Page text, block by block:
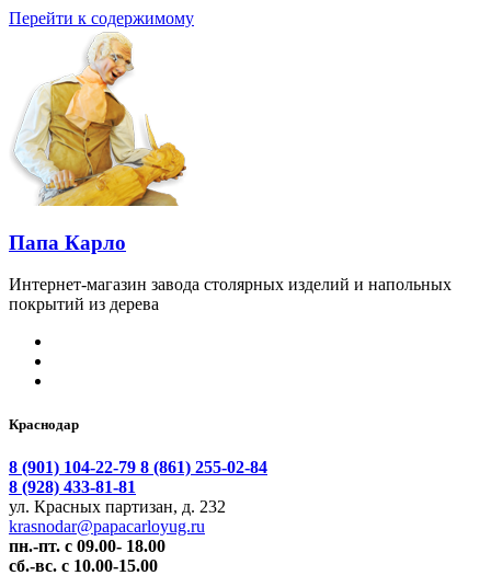
Перейти к содержимому
Папа Карло
Интернет-магазин завода столярных изделий и напольных
покрытий из дерева
Краснодар
8 (901) 104-22-79 8 (861) 255-02-84
8 (928) 433-81-81
ул. Красных партизан, д. 232
krasnodar@papacarloyug.ru
пн.-пт. с 09.00- 18.00
сб.-вс. с 10.00-15.00